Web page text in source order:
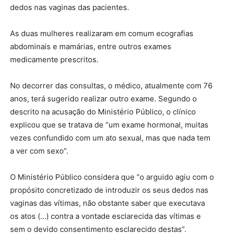
dedos nas vaginas das pacientes.
As duas mulheres realizaram em comum ecografias
abdominais e mamárias, entre outros exames
medicamente prescritos.
No decorrer das consultas, o médico, atualmente com 76
anos, terá sugerido realizar outro exame. Segundo o
descrito na acusação do Ministério Público, o clínico
explicou que se tratava de “um exame hormonal, muitas
vezes confundido com um ato sexual, mas que nada tem
a ver com sexo”.
O Ministério Público considera que “o arguido agiu com o
propósito concretizado de introduzir os seus dedos nas
vaginas das vítimas, não obstante saber que executava
os atos (…) contra a vontade esclarecida das vítimas e
sem o devido consentimento esclarecido destas”.